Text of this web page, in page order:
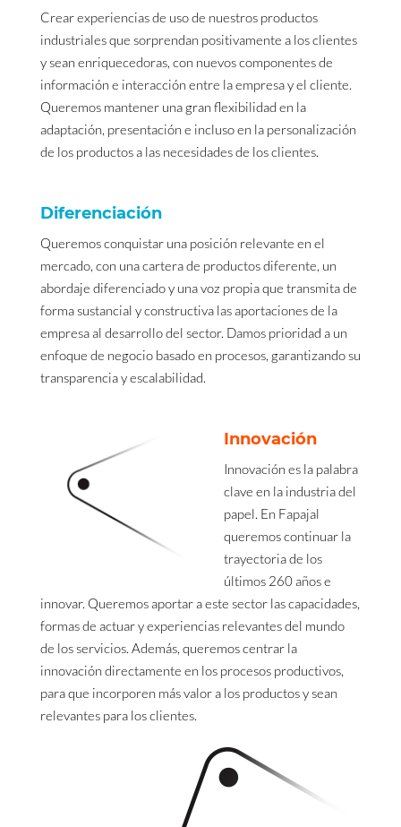
Crear experiencias de uso de nuestros productos
industriales que sorprendan positivamente a los clientes
y sean enriquecedoras, con nuevos componentes de
información e interacción entre la empresa y el cliente.
Queremos mantener una gran flexibilidad en la
adaptación, presentación e incluso en la personalización
de los productos a las necesidades de los clientes.
Diferenciación
Queremos conquistar una posición relevante en el
mercado, con una cartera de productos diferente, un
abordaje diferenciado y una voz propia que transmita de
forma sustancial y constructiva las aportaciones de la
empresa al desarrollo del sector. Damos prioridad a un
enfoque de negocio basado en procesos, garantizando su
transparencia y escalabilidad.
Innovación
Innovación es la palabra
clave en la industria del
papel. En Fapajal
queremos continuar la
trayectoria de los
últimos 260 años e
innovar. Queremos aportar a este sector las capacidades,
formas de actuar y experiencias relevantes del mundo
de los servicios. Además, queremos centrar la
innovación directamente en los procesos productivos,
para que incorporen más valor a los productos y sean
relevantes para los clientes.